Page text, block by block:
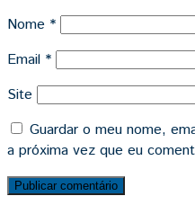
Nome *
Email *
Site
Guardar o meu nome,
a próxima vez que eu